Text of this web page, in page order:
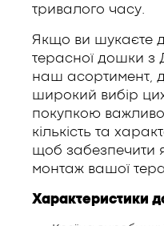
тривалого часу.
Якщо ви шукаєте
терасної дошки з
наш асортимент,
широкий вибір
покупкою важливо
кількість та
щоб забезпечити
монтаж вашої
Характеристики